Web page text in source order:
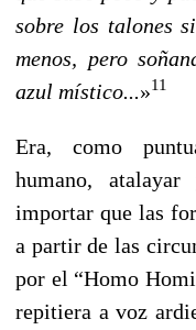
sobre los talones
menos, pero
azul místico...»11
Era, como
humano,
importar que las
a partir de las
por el “Homo
repitiera a voz